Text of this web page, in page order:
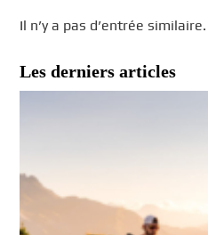
Il n’y a pas d’entrée similaire.
Les derniers articles